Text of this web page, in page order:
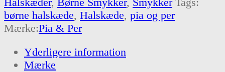
børne halskæde, Halskæde, pia og per
Mærke:Pia & Per
Yderligere information
Mærke